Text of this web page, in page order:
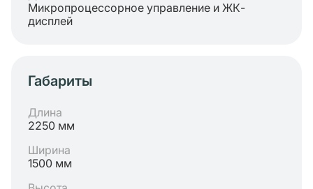
Микропроцессорное управление и ЖК-
дисплей
Габариты
Длина
2250 мм
Ширина
1500 мм